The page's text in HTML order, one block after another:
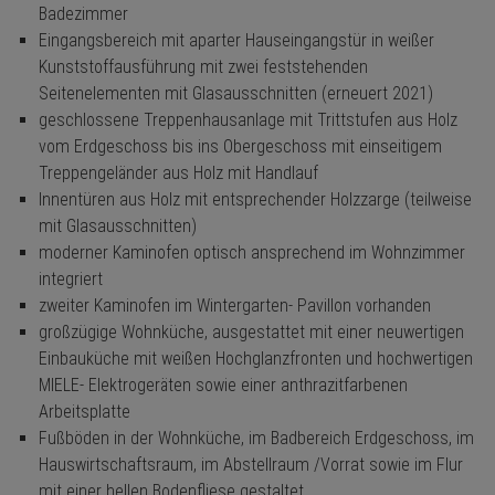
Badezimmer
Eingangsbereich mit aparter Hauseingangstür in weißer
Kunststoffausführung mit zwei feststehenden
Seitenelementen mit Glasausschnitten (erneuert 2021)
geschlossene Treppenhausanlage mit Trittstufen aus Holz
vom Erdgeschoss bis ins Obergeschoss mit einseitigem
Treppengeländer aus Holz mit Handlauf
Innentüren aus Holz mit entsprechender Holzzarge (teilweise
mit Glasausschnitten)
moderner Kaminofen optisch ansprechend im Wohnzimmer
integriert
zweiter Kaminofen im Wintergarten- Pavillon vorhanden
großzügige Wohnküche, ausgestattet mit einer neuwertigen
Einbauküche mit weißen Hochglanzfronten und hochwertigen
MIELE- Elektrogeräten sowie einer anthrazitfarbenen
Arbeitsplatte
Fußböden in der Wohnküche, im Badbereich Erdgeschoss, im
Hauswirtschaftsraum, im Abstellraum /Vorrat sowie im Flur